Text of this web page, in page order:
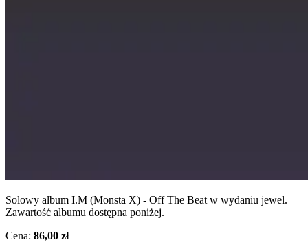
Solowy album I.M (Monsta X) - Off The Beat w wydaniu jewel.
Zawartość albumu dostępna poniżej.
Cena: 86,00 zł